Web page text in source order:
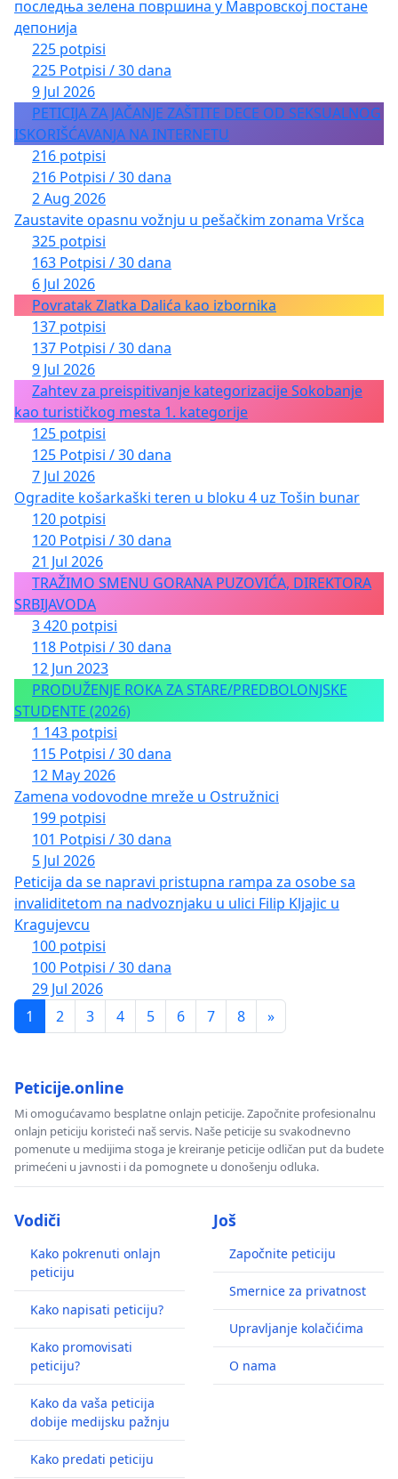
последња зелена површина у Мавровској постане
депонија
225 potpisi
225 Potpisi / 30 dana
9 Jul 2026
PETICIJA ZA JAČANJE ZAŠTITE DECE OD SEKSUALNOG
ISKORIŠĆAVANJA NA INTERNETU
216 potpisi
216 Potpisi / 30 dana
2 Aug 2026
Zaustavite opasnu vožnju u pešačkim zonama Vršca
325 potpisi
163 Potpisi / 30 dana
6 Jul 2026
Povratak Zlatka Dalića kao izbornika
137 potpisi
137 Potpisi / 30 dana
9 Jul 2026
Zahtev za preispitivanje kategorizacije Sokobanje
kao turističkog mesta 1. kategorije
125 potpisi
125 Potpisi / 30 dana
7 Jul 2026
Ogradite košarkaški teren u bloku 4 uz Tošin bunar
120 potpisi
120 Potpisi / 30 dana
21 Jul 2026
TRAŽIMO SMENU GORANA PUZOVIĆA, DIREKTORA
SRBIJAVODA
3 420 potpisi
118 Potpisi / 30 dana
12 Jun 2023
PRODUŽENJE ROKA ZA STARE/PREDBOLONJSKE
STUDENTE (2026)
1 143 potpisi
115 Potpisi / 30 dana
12 May 2026
Zamena vodovodne mreže u Ostružnici
199 potpisi
101 Potpisi / 30 dana
5 Jul 2026
Peticija da se napravi pristupna rampa za osobe sa
invaliditetom na nadvoznjaku u ulici Filip Kljajic u
Kragujevcu
100 potpisi
100 Potpisi / 30 dana
29 Jul 2026
1
2 3 4 5 6 7 8 »
Peticije.online
Mi omogućavamo besplatne onlajn peticije. Započnite profesionalnu
onlajn peticiju koristeći naš servis. Naše peticije su svakodnevno
pomenute u medijima stoga je kreiranje peticije odličan put da budete
primećeni u javnosti i da pomognete u donošenju odluka.
Vodiči
Kako pokrenuti onlajn
peticiju
Kako napisati peticiju?
Kako promovisati
peticiju?
Kako da vaša peticija
dobije medijsku pažnju
Kako predati peticiju
Još
Započnite peticiju
Smernice za privatnost
Upravljanje kolačićima
O nama